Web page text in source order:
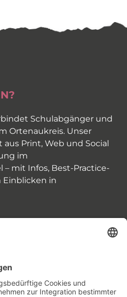
Schulabgänger und
Ortenaukreis. Unser
Print, Web und Social
im
mit Infos, Best-Practice-
Einblicken in